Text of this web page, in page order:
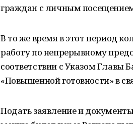
граждан с личным
В то же время в этот период
работу по непрерывному
соответствии с Указом Главы
«Повышенной готовности» в
Подать заявление и